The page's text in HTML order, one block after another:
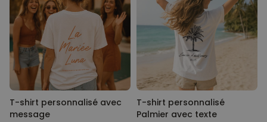
T-shirt personnalisé avec
message
T-shirt personnalisé
Palmier avec texte